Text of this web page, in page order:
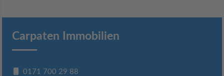
Carpaten Immobilien
0171 700 29 88